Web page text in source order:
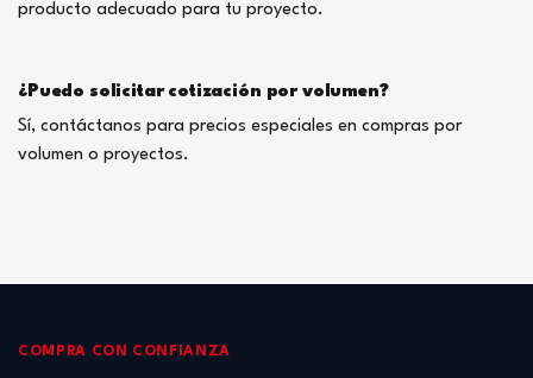
producto adecuado para tu proyecto.
¿Puedo solicitar cotización por volumen?
Sí, contáctanos para precios especiales en compras por
volumen o proyectos.
COMPRA CON CONFIANZA